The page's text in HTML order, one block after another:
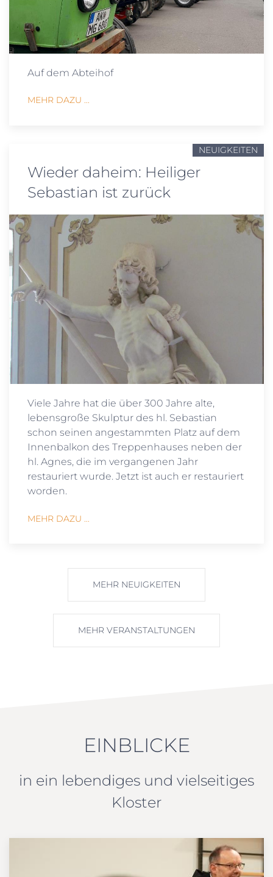
Auf dem Abteihof
MEHR DAZU ...
NEUIGKEITEN
Wieder daheim: Heiliger
Sebastian ist zurück
Viele Jahre hat die über 300 Jahre alte,
lebensgroße Skulptur des hl. Sebastian
schon seinen angestammten Platz auf dem
Innenbalkon des Treppenhauses neben der
hl. Agnes, die im vergangenen Jahr
restauriert wurde. Jetzt ist auch er restauriert
worden.
MEHR DAZU ...
MEHR NEUIGKEITEN
MEHR VERANSTALTUNGEN
EINBLICKE
in ein lebendiges und vielseitiges
Kloster